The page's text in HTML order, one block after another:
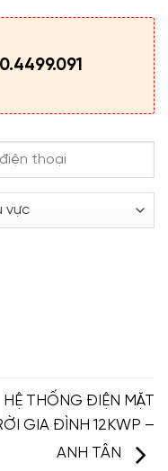
HỆ THỐNG ĐIỆN MẶT
GIA ĐÌNH 12KWP –
ANH TÂN